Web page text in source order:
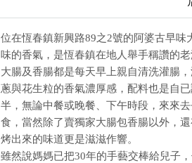
位在恆春鎮新興路89之2號的阿婆古早
味的香氣，是恆春鎮在地人舉手稱讚的老
大腸及香腸都是每天早上親自清洗灌腸
蔥與花生粒的香氣濃厚感，配料也是自
半，無論中餐或晚餐、下午時段，來來
食，當然除了賣獨家大腸包香腸以外，
烤出來的味道更是滋滋作響。
雖然說媽媽已把30年的手藝交棒給兒子